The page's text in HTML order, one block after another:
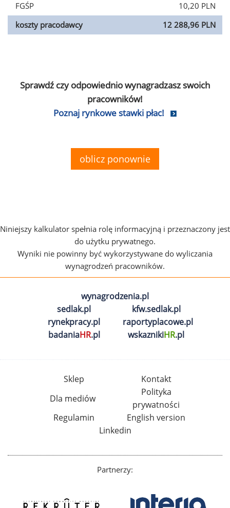
FGŚP
10,20 PLN
koszty pracodawcy
12 288,96 PLN
Sprawdź czy odpowiednio wynagradzasz swoich
pracowników!
Poznaj rynkowe stawki płac!
oblicz ponownie
Niniejszy kalkulator spełnia rolę informacyjną i przeznaczony jest
do użytku prywatnego.
Wyniki nie powinny być wykorzystywane do wyliczania
wynagrodzeń pracowników.
wynagrodzenia.pl
sedlak.pl
kfw.sedlak.pl
rynekpracy.pl
raportyplacowe.pl
badaniaHR.pl wskaznikiHR.pl
Sklep
Kontakt
Dla mediów
Polityka
prywatności
Regulamin
English version
Linkedin
Partnerzy: